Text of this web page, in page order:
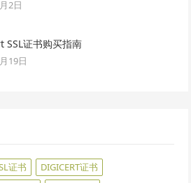
2日
SSL证书购买指南
19日
证书
DIGICERT证书